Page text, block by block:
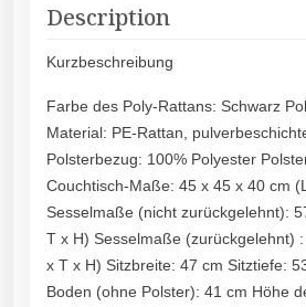
Description
Kurzbeschreibung
Farbe des Poly-Rattans: Schwarz
Material: PE-Rattan,
Polsterbezug: 100% Polyester
Couchtisch-Maße: 45 x 45 x 40 cm
Sesselmaße (nicht zurückgelehnt):
T x H) Sesselmaße (zurückgelehnt)
x T x H) Sitzbreite: 47 cm Sitztiefe:
Boden (ohne Polster): 41 cm Höhe